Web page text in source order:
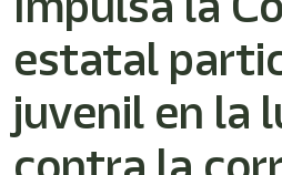
Este
directo
lector
de
estatal
juvenil en la